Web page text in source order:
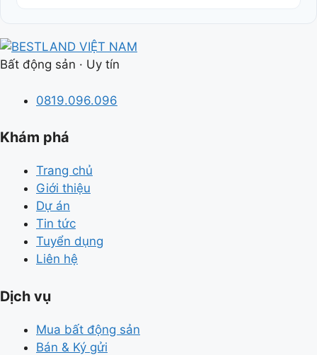
Bất động sản · Uy tín
0819.096.096
Khám phá
Trang chủ
Giới thiệu
Dự án
Tin tức
Tuyển dụng
Liên hệ
Dịch vụ
Mua bất động sản
Bán & Ký gửi